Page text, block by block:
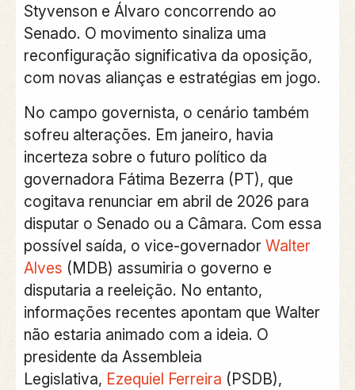
Styvenson e Álvaro concorrendo ao
Senado. O movimento sinaliza uma
reconfiguração significativa da oposição,
com novas alianças e estratégias em jogo.
No campo governista, o cenário também
sofreu alterações. Em janeiro, havia
incerteza sobre o futuro político da
governadora Fátima Bezerra (PT), que
cogitava renunciar em abril de 2026 para
disputar o Senado ou a Câmara. Com essa
possível saída, o vice-governador Walter
Alves (MDB) assumiria o governo e
disputaria a reeleição. No entanto,
informações recentes apontam que Walter
não estaria animado com a ideia. O
presidente da Assembleia
Legislativa, Ezequiel Ferreira (PSDB),